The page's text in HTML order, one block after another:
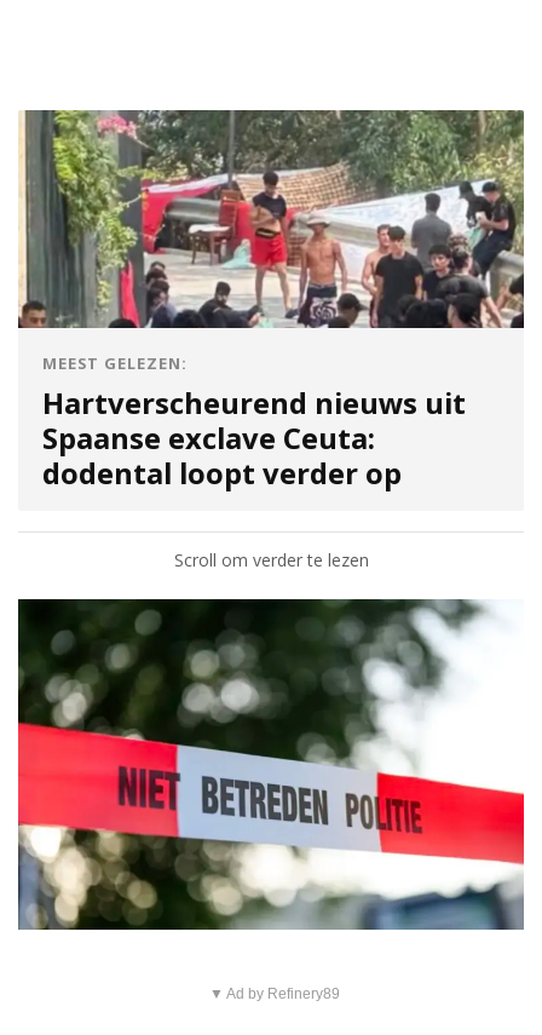
MEEST GELEZEN:
Hartverscheurend nieuws uit
Spaanse exclave Ceuta:
dodental loopt verder op
Scroll om verder te lezen
▼ Ad by Refinery89